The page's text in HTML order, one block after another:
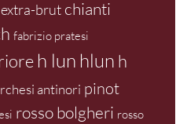
brut chianti
fabrizio pratesi
h lun hlun h
antinori pinot
rosso bolgheri rosso